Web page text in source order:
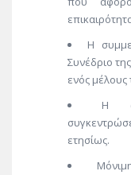
Η
Συνέδριο
ενός μέλους
Η
ετησίως.